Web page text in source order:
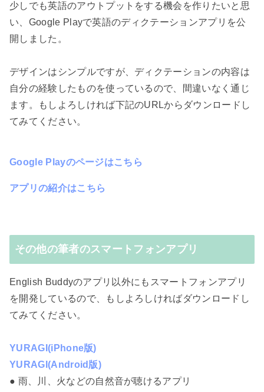
少しでも英語のアウトプットをする機会を作りたいと思
い、Google Playで英語のディクテーションアプリを公
開しました。
デザインはシンプルですが、ディクテーションの内容は
自分の経験したものを使っているので、間違いなく通じ
ます。もしよろしければ下記のURLからダウンロードし
てみてください。
Google Playのページはこちら
アプリの紹介はこちら
その他の筆者のスマートフォンアプリ
English Buddyのアプリ以外にもスマートフォンアプリ
を開発しているので、もしよろしければダウンロードし
てみてください。
YURAGI(iPhone版)
YURAGI(Android版)
● 雨、川、火などの自然音が聴けるアプリ